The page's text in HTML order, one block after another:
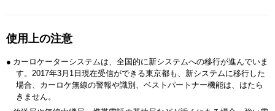
使用上の注意
● カーロケーターシステムは、全国的に新システムへの移行が進んでいま
す。2017年3月1日現在受信ができる東京都も、新システムに移行した
場合、カーロケ無線の警報や識別、ベストパートナー機能は、はたら
きません。